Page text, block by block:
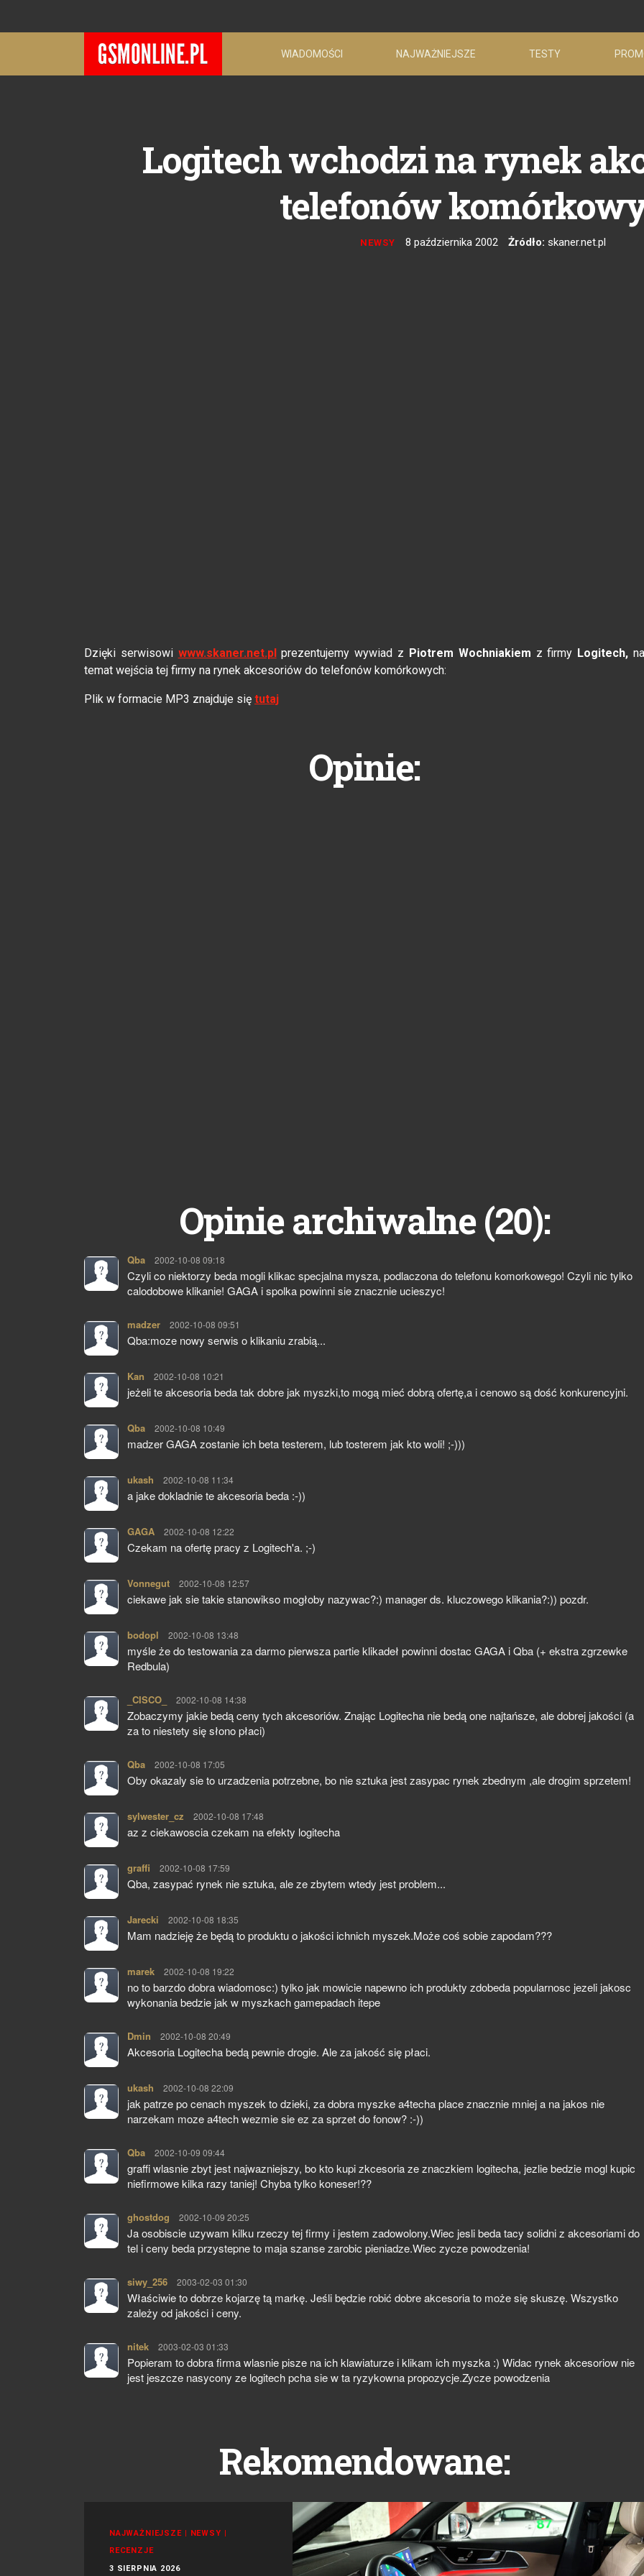
WIADOMOŚCI NAJWAŻNIEJSZE TESTY
Logitech wchodzi na rynek
telefonów
NEWSY 8 października 2002 Żródło: skaner.net.pl
Dzięki serwisowi www.skaner.net.plprezentujemy wywiad z Piotrem Wochniakiem z firmy Logitech,
temat wejścia tej firmy na rynek akcesoriów do telefonów komórkowych:
Plik w formacie MP3 znajduje się tutaj
Opinie:
Opinie archiwalne (20):
Qba pisze:
2002-10-08 09:18
Czyli co niektorzy beda mogli klikac specjalna mysza, podlaczona do telefonu komorkowego! Czyli nic tylko
calodobowe klikanie! GAGA i spolka powinni sie znacznie ucieszyc!
madzer pisze:
2002-10-08 09:51
Qba:moze nowy serwis o klikaniu zrabią...
Kan pisze:
2002-10-08 10:21
jeżeli te akcesoria beda tak dobre jak myszki,to mogą mieć dobrą ofertę,a i cenowo są dość konkurencyjni.
Qba pisze:
2002-10-08 10:49
madzer GAGA zostanie ich beta testerem, lub tosterem jak kto woli! ;-)))
ukash pisze:
2002-10-08 11:34
a jake dokladnie te akcesoria beda :-))
GAGA pisze:
2002-10-08 12:22
Czekam na ofertę pracy z Logitech'a. ;-)
Vonnegut pisze:
2002-10-08 12:57
ciekawe jak sie takie stanowikso mogłoby nazywac?:) manager ds. kluczowego klikania?:)) pozdr.
bodopl pisze:
2002-10-08 13:48
myśle że do testowania za darmo pierwsza partie klikadeł powinni dostac GAGA i Qba (+ ekstra zgrzewke
Redbula)
_CISCO_ pisze:
2002-10-08 14:38
Zobaczymy jakie bedą ceny tych akcesoriów. Znając Logitecha nie bedą one najtańsze, ale dobrej jakości (a
za to niestety się słono płaci)
Qba pisze:
2002-10-08 17:05
Oby okazaly sie to urzadzenia potrzebne, bo nie sztuka jest zasypac rynek zbednym ,ale drogim sprzetem!
sylwester_cz pisze:
2002-10-08 17:48
az z ciekawoscia czekam na efekty logitecha
graffi pisze:
2002-10-08 17:59
Qba, zasypać rynek nie sztuka, ale ze zbytem wtedy jest problem...
Jarecki pisze:
2002-10-08 18:35
Mam nadzieję że będą to produktu o jakości ichnich myszek.Może coś sobie zapodam???
marek pisze:
2002-10-08 19:22
no to barzdo dobra wiadomosc:) tylko jak mowicie napewno ich produkty zdobeda popularnosc jezeli jakosc
wykonania bedzie jak w myszkach gamepadach itepe
Dmin pisze:
2002-10-08 20:49
Akcesoria Logitecha bedą pewnie drogie. Ale za jakość się płaci.
ukash pisze:
2002-10-08 22:09
jak patrze po cenach myszek to dzieki, za dobra myszke a4techa place znacznie mniej a na jakos nie
narzekam moze a4tech wezmie sie ez za sprzet do fonow? :-))
Qba pisze:
2002-10-09 09:44
graffi wlasnie zbyt jest najwazniejszy, bo kto kupi zkcesoria ze znaczkiem logitecha, jezlie bedzie mogl kupic
niefirmowe kilka razy taniej! Chyba tylko koneser!??
ghostdog pisze:
2002-10-09 20:25
Ja osobiscie uzywam kilku rzeczy tej firmy i jestem zadowolony.Wiec jesli beda tacy solidni z akcesoriami do
tel i ceny beda przystepne to maja szanse zarobic pieniadze.Wiec zycze powodzenia!
siwy_256 pisze:
2003-02-03 01:30
Właściwie to dobrze kojarzę tą markę. Jeśli będzie robić dobre akcesoria to może się skuszę. Wszystko
zależy od jakości i ceny.
nitek pisze:
2003-02-03 01:33
Popieram to dobra firma wlasnie pisze na ich klawiaturze i klikam ich myszka :) Widac rynek akcesoriow nie
jest jeszcze nasycony ze logitech pcha sie w ta ryzykowna propozycje.Zycze powodzenia
Rekomendowane:
NAJWAŻNIEJSZE | NEWSY |
RECENZJE
3 SIERPNIA 2026